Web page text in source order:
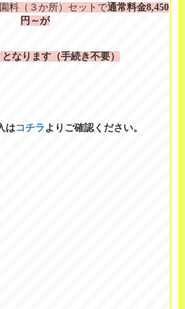
３か所） セットで通常料金8,450
円～が
なります（手続き不要）
はコチラ よりご確認ください。